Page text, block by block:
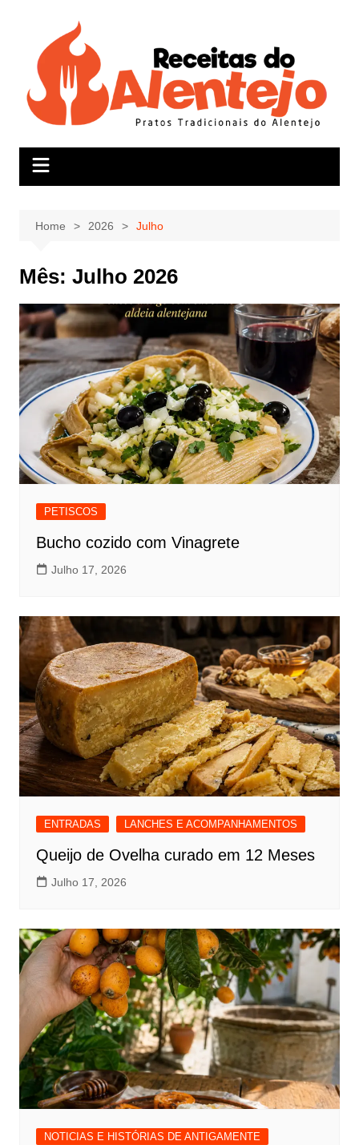
Home 2026 Julho
Mês: Julho 2026
PETISCOS
Bucho cozido com Vinagrete
Julho 17, 2026
ENTRADAS LANCHES E ACOMPANHAMENTOS
Queijo de Ovelha curado em 12 Meses
Julho 17, 2026
NOTICIAS E HISTÓRIAS DE ANTIGAMENTE